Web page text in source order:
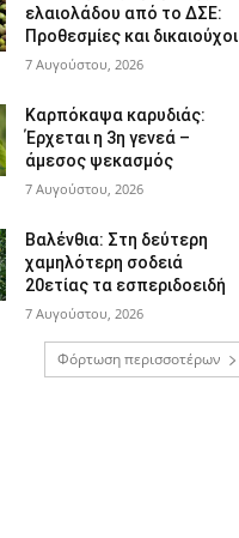
ελαιολάδου από το ΔΣΕ:
Προθεσμίες και δικαιούχοι
7 Αυγούστου, 2026
Καρπόκαψα καρυδιάς:
Έρχεται η 3η γενεά –
άμεσος ψεκασμός
7 Αυγούστου, 2026
Βαλένθια: Στη δεύτερη
χαμηλότερη σοδειά
20ετίας τα εσπεριδοειδή
7 Αυγούστου, 2026
Φόρτωση περισσοτέρων